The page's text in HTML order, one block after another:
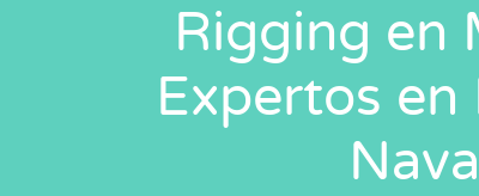
Rigging en
Expertos